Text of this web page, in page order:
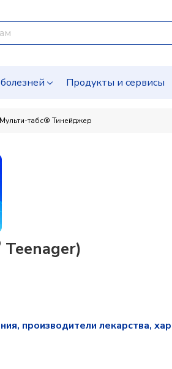
Продукты и сервисы
Мульти-табс® Тинейджер
Teenager)
производители лекарства,